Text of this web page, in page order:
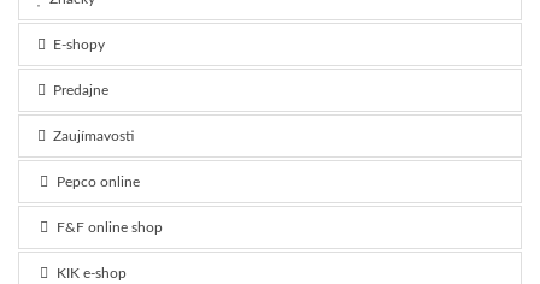
E-shopy
Predajne
Zaujímavosti
Pepco online
F&F online shop
KIK e-shop